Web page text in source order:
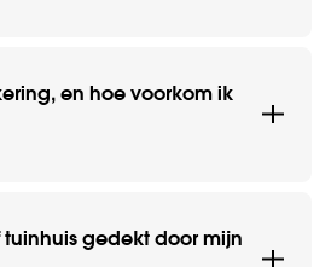
en hoe voorkom ik
tuinhuis gedekt door mijn